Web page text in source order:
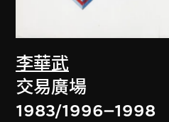
李華武
交易廣場
1983/1996–1998